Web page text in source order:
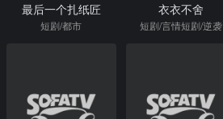
最后一个扎纸匠
短剧/都市
衣衣不舍
短剧/言情短剧/逆袭